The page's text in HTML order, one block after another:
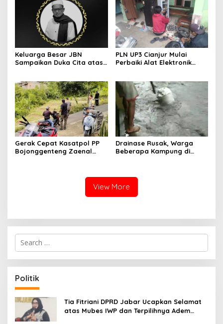
Keluarga Besar JBN
Sampaikan Duka Cita atas
PLN UP3 Cianjur Mulai
Perbaiki Alat Elektronik
Gerak Cepat Kasatpol PP
Bojonggenteng Zaenal
Drainase Rusak, Warga
Beberapa Kampung di
View More
S
r
c
h
f
o
:
Politik
Tia Fitriani DPRD Jabar Ucapkan Selamat
atas Mubes IWP dan Terpilihnya Adem